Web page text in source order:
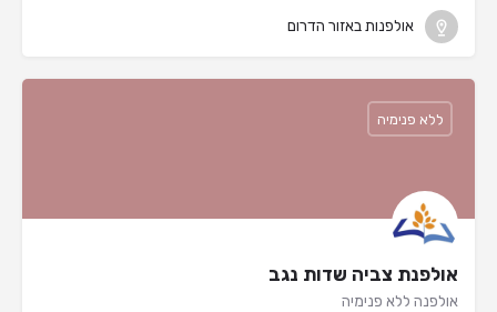
אולפנות באזור הדרום
אולפנת צביה שדות נגב
אולפנה ללא פנימיה
ללא פנימיה